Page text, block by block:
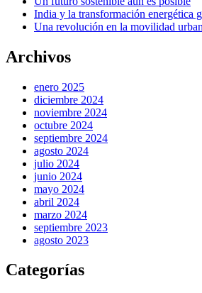
India y la transformación energética
Una revolución en la movilidad
Archivos
enero 2025
diciembre 2024
noviembre 2024
octubre 2024
septiembre 2024
agosto 2024
julio 2024
junio 2024
mayo 2024
abril 2024
marzo 2024
septiembre 2023
agosto 2023
Categorías